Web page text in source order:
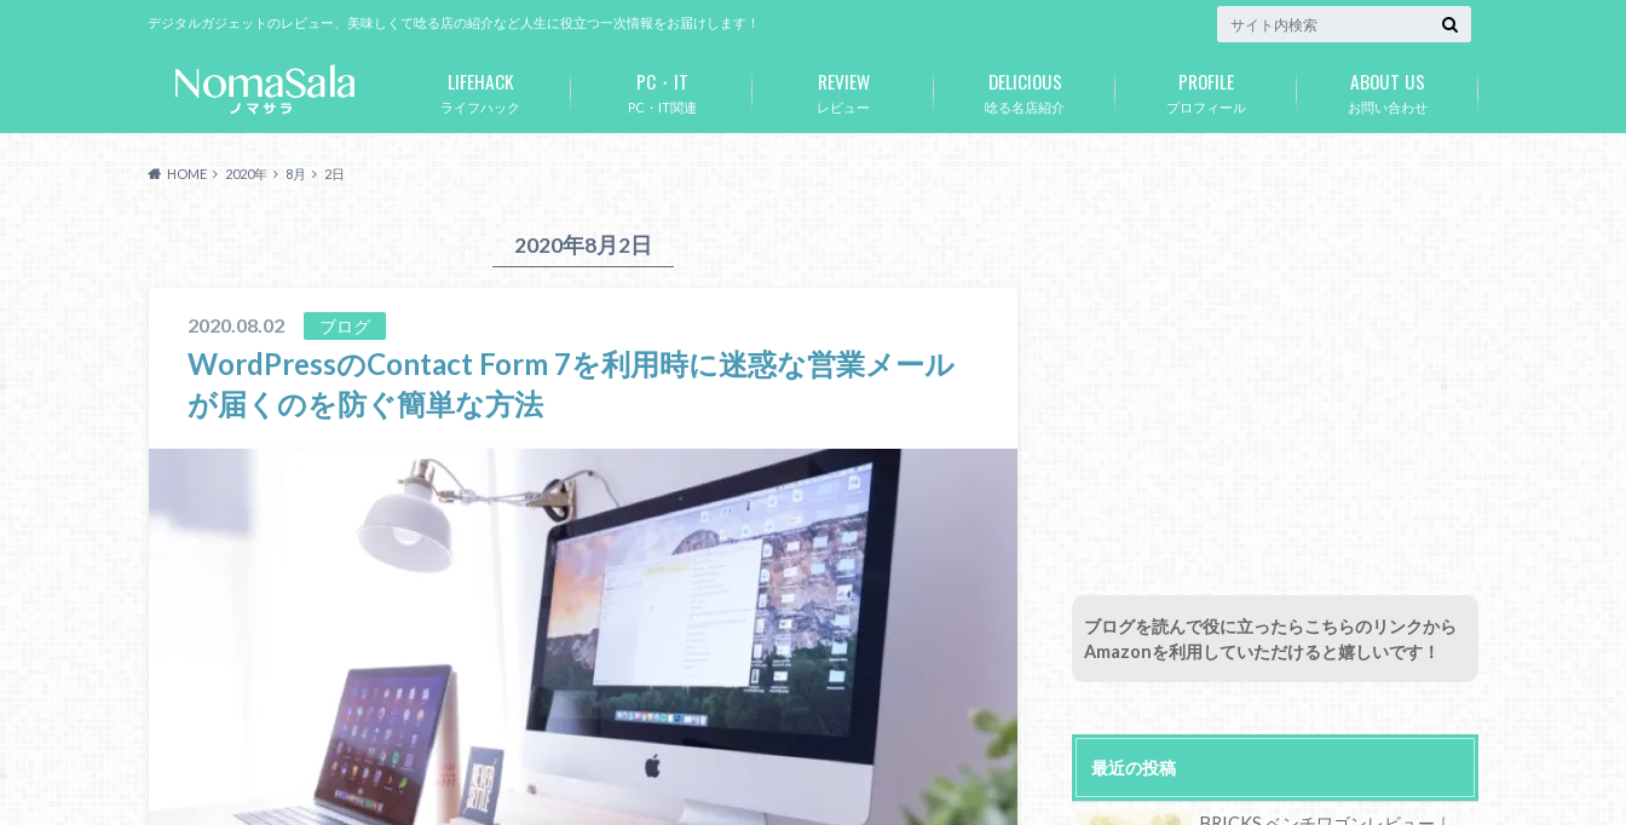
デジタルガジェットのレビュー、美味しくて唸る店の紹介など人生に役立つ一次情報をお届けします！
ライフハック
LIFEHACK
PC・IT関連
PC・IT
レビュー
REVIEW
唸る名店紹介
DELICIOUS
プロフィール
PROFILE
お問い合わせ
ABOUT US
HOME 2020年 8月 2日
2020年8月2日
2020.08.02 ブログ
WordPressのContact Form 7を利用時に迷惑な営業メール
が届くのを防ぐ簡単な方法
ブログを読んで役に立ったらこちらのリンクから
Amazonを利用していただけると嬉しいです！
最近の投稿